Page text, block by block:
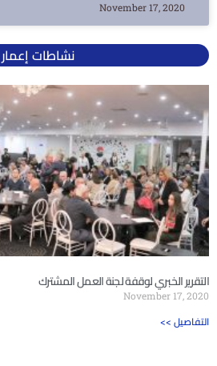
November 17, 2020
نشاطات إعمار
التقرير الخبري لوقفة لجنة العمل المشترك
November 17, 2020
<< التفاصيل